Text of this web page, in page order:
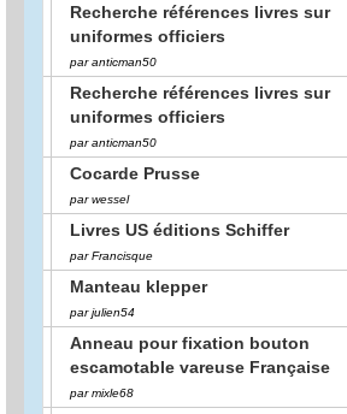
Recherche références livres sur
uniformes officiers
par anticman50
Recherche références livres sur
uniformes officiers
par anticman50
Cocarde Prusse
par wessel
Livres US éditions Schiffer
par Francisque
Manteau klepper
par julien54
Anneau pour fixation bouton
escamotable vareuse Française
par mixle68